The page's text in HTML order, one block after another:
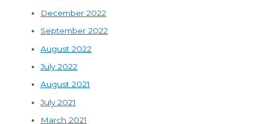
December 2022
September 2022
August 2022
July 2022
August 2021
July 2021
March 2021